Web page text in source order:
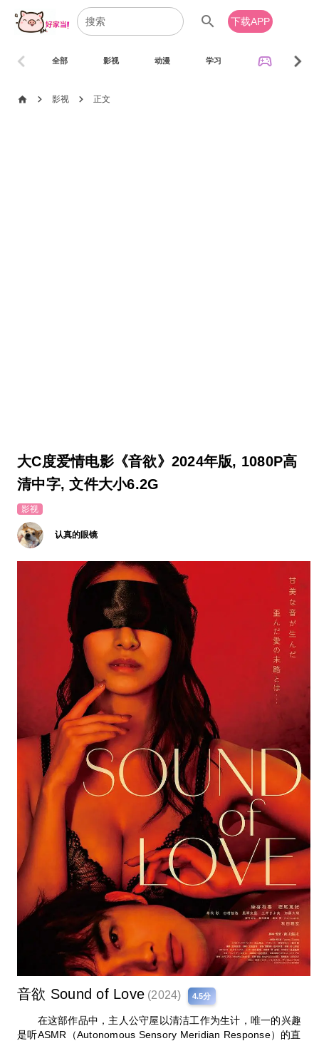
search 下载APP
全部 影视 动漫 学习 sports_esports
chevron_left chevron_right
home chevron_right 影视 chevron_right 正文
大C度爱情电影《音欲》2024年版, 1080P高
清中字, 文件大小6.2G
影视
认真的眼镜
音欲 Sound of Love (2024) 4.5分
在这部作品中，主人公守屋以清洁工作为生计，唯一的兴趣
是听ASMR（Autonomous Sensory Meridian Response）的直